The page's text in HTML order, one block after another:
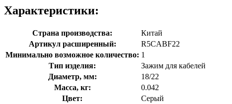
Характеристики:
Страна производства:
Китай
Артикул расширенный:
R5CABF22
Минимально возможное количество: 1
Тип изделия:
Зажим для кабелей
Диаметр, мм:
18/22
Масса, кг:
0.042
Цвет:
Серый